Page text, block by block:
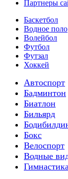
Партнеры
Баскетбол
Водное поло
Волейбол
Футбол
Футзал
Хоккей
Автоспорт
Бадминтон
Биатлон
Бильярд
Бокс
Велоспорт
Водные
Гимнастика